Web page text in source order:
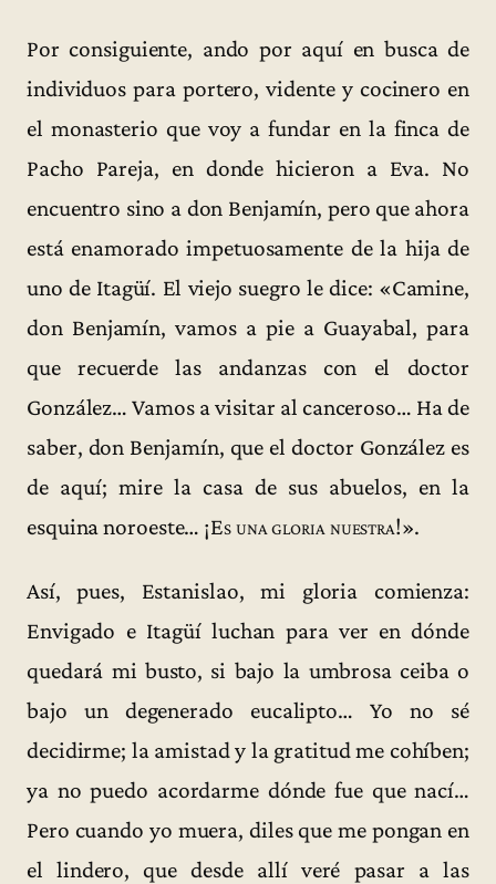
Por consiguiente, ando por aquí en busca de
individuos para portero, vidente y cocinero en
el monasterio que voy a fundar en la finca de
Pacho Pareja, en donde hicieron a Eva. No
encuentro sino a don Benjamín, pero que ahora
está enamorado impetuosamente de la hija de
uno de Itagüí. El viejo suegro le dice: «Camine,
don Benjamín, vamos a pie a Guayabal, para
que recuerde las andanzas con el doctor
González… Vamos a visitar al canceroso… Ha de
saber, don Benjamín, que el doctor González es
de aquí; mire la casa de sus abuelos, en la
esquina noroeste… ¡Es una gloria nuestra!».
Así, pues, Estanislao, mi gloria comienza:
Envigado e Itagüí luchan para ver en dónde
quedará mi busto, si bajo la umbrosa ceiba o
bajo un degenerado eucalipto… Yo no sé
decidirme; la amistad y la gratitud me cohíben;
ya no puedo acordarme dónde fue que nací…
Pero cuando yo muera, diles que me pongan en
el lindero, que desde allí veré pasar a las